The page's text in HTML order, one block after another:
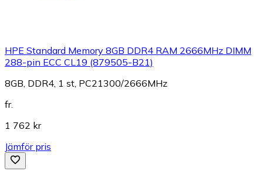
HPE Standard Memory 8GB DDR4 RAM 2666MHz DIMM
288-pin ECC CL19 (879505-B21)
8GB, DDR4, 1 st, PC21300/2666MHz
fr.
1 762 kr
Jämför pris